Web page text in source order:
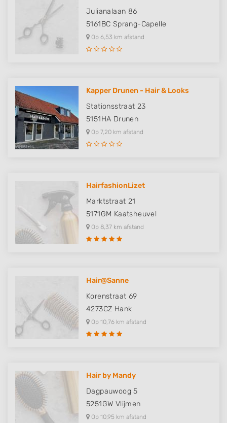
Julianalaan 86
5161BC Sprang-Capelle
Op 6,53 km afstand
Kapper Drunen - Hair & Looks
Stationsstraat 23
5151HA Drunen
Op 7,20 km afstand
HairfashionLizet
Marktstraat 21
5171GM Kaatsheuvel
Op 8,37 km afstand
Hair@Sanne
Korenstraat 69
4273CZ Hank
Op 10,76 km afstand
Hair by Mandy
Dagpauwoog 5
5251GW Vlijmen
Op 10,95 km afstand